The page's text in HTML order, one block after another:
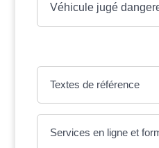
Véhicule jugé
Textes de référence
Services en ligne et